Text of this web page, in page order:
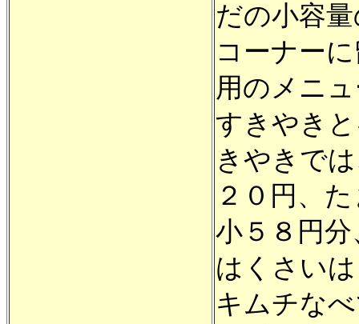
だの小容
コーナー
用のメニ
すきやき
きやきで
２０円、
小５８円
はくさい
キムチな